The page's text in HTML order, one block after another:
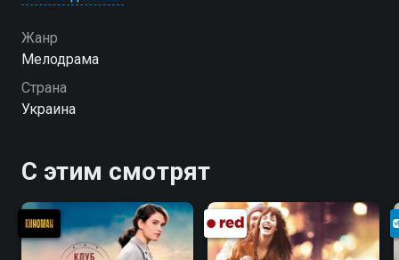
Жанр
Мелодрама
Страна
Украина
С этим смотрят